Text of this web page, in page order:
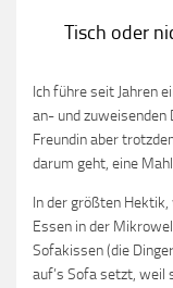
Tisch oder
Ich führe seit Jahren
an- und zuweisenden
Freundin aber
darum geht, eine
In der größten
Essen in der
Sofakissen (die
auf’s Sofa setzt, weil